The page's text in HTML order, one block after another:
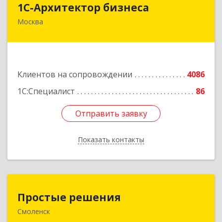
1С-Архитектор бизнеса
Москва
Клиентов на сопровождении
4086
1С:Специалист
86
Отправить заявку
Показать контакты
115114, Москва г, Кожевнический 2-й пер, дом
Отправить заявку
Назад
Простые решения
Смоленск
214015, Смоленская обл, Смоленск г, Большая